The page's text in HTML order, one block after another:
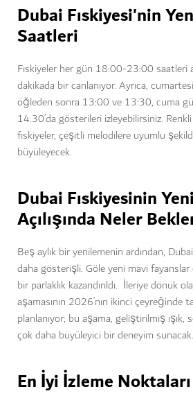
Dubai Fıskiyesi'nin
Saatleri
Fıskiyeler her gün 18:00-23:00 saatleri
dakikada bir canlanıyor. Ayrıca,
öğleden sonra 13:00 ve 13:30, cuma
14:30’da gösterileri izleyebilirsiniz. Renkli
fıskiyeler, çeşitli melodilere uyumlu
büyüleyecek.
Dubai Fıskiyesinin
Açılışında Neler
Beş aylık bir yenilemenin ardından,
daha gösterişli. Göle yeni mavi
bir parlaklık kazandırıldı. İleriye dönük
aşamasının 2026’nın ikinci çeyreğinde
planlanıyor; bu aşama, geliştirilmiş ışık,
çok daha büyüleyici bir deneyim sunacak.
En İyi İzleme Noktaları